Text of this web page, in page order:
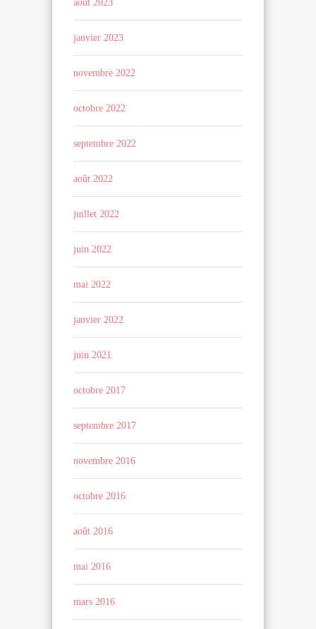
août 2023
janvier 2023
novembre 2022
octobre 2022
septembre 2022
août 2022
juillet 2022
juin 2022
mai 2022
janvier 2022
juin 2021
octobre 2017
septembre 2017
novembre 2016
octobre 2016
août 2016
mai 2016
mars 2016